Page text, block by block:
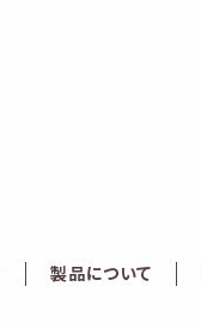
製品について